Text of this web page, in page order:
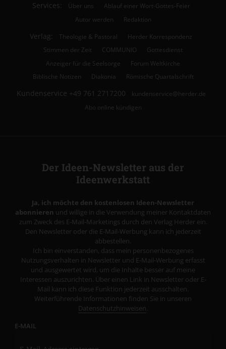
Services: Über uns
Ablauf einer Wort-Gottes-Feier
Autor werden
Redaktion
Verlag: Theologie & Pastoral
Herder Korrespondenz
Stimmen der Zeit
COMMUNIO
Gottesdienst
Anzeiger für die Seelsorge
Forum Weltkirche
Biblische Notizen
Diakonia Römische Quartalschrift
Kundenservice +49 761 2717200
kundenservice@herder.de
Abo online kündigen
Der Ideen-Newsletter aus der
Ideenwerkstatt
Ja, ich möchte den kostenlosen Ideen-Newsletter
abonnieren und willige in die Verwendung meiner Kontaktdaten
zum Zweck des E-Mail-Marketings durch den Verlag Herder ein.
Den Newsletter oder die E-Mail-Werbung kann ich jederzeit
abbestellen.
Ich bin einverstanden, dass mein personenbezogenes
Nutzungsverhalten in Newsletter und E-Mail-Werbung erfasst
und ausgewertet wird, um die Inhalte besser auf meine
Interessen auszurichten. Über einen Link in Newsletter oder E-
Mail kann ich diese Funktion jederzeit ausschalten.
Weiterführende Informationen finden Sie in unseren
Datenschutzhinweisen.
E-MAIL